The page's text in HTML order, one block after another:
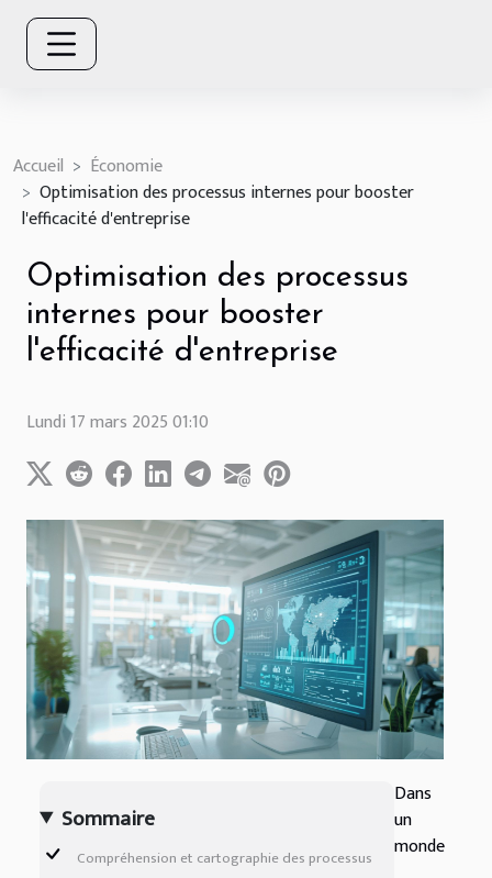
Accueil
Économie
Optimisation des processus internes pour booster
l'efficacité d'entreprise
Optimisation des processus
internes pour booster
l'efficacité d'entreprise
Lundi 17 mars 2025 01:10
Sommaire
Compréhension et cartographie des processus
Dans
un
monde